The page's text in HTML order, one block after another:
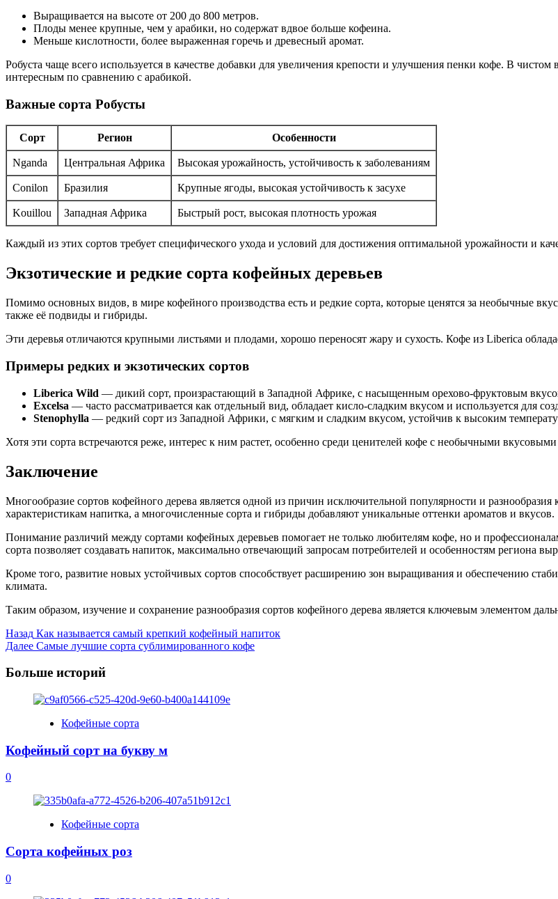
Выращивается на высоте от 200 до 800 метров.
Плоды менее крупные, чем у арабики, но содержат вдвое больше кофеина.
Меньше кислотности, более выраженная горечь и древесный аромат.
Робуста чаще всего используется в качестве добавки для увеличения крепости и улучшения пенки кофе. В
интересным по сравнению с арабикой.
Важные сорта Робусты
Сорт Регион Особенности
Nganda Центральная Африка Высокая урожайность, устойчивость к заболеваниям
Conilon Бразилия Крупные ягоды, высокая устойчивость к засухе
Kouillou Западная Африка Быстрый рост, высокая плотность урожая
Каждый из этих сортов требует специфического ухода и условий для достижения оптимальной урожайности и
Экзотические и редкие сорта кофейных деревьев
Помимо основных видов, в мире кофейного производства есть и редкие сорта, которые ценятся за необычные
также её подвиды и гибриды.
Эти деревья отличаются крупными листьями и плодами, хорошо переносят жару и сухость. Кофе из Liberica
Примеры редких и экзотических сортов
Liberica Wild — дикий сорт, произрастающий в Западной Африке, с насыщенным орехово-фруктовым
Excelsa — часто рассматривается как отдельный вид, обладает кисло-сладким вкусом и используется для
Stenophylla — редкий сорт из Западной Африки, с мягким и сладким вкусом, устойчив к высоким
Хотя эти сорта встречаются реже, интерес к ним растет, особенно среди ценителей кофе с необычными
Заключение
Многообразие сортов кофейного дерева является одной из причин исключительной популярности и
характеристикам напитка, а многочисленные сорта и гибриды добавляют уникальные оттенки ароматов и вкусов.
Понимание различий между сортами кофейных деревьев помогает не только любителям кофе, но и
сорта позволяет создавать напиток, максимально отвечающий запросам потребителей и особенностям региона
Кроме того, развитие новых устойчивых сортов способствует расширению зон выращивания и обеспечению
климата.
Таким образом, изучение и сохранение разнообразия сортов кофейного дерева является ключевым элементом
Post
Navigation
Назад Как называется самый крепкий кофейный напиток
Далее Самые лучшие сорта сублимированного кофе
Больше историй
Кофейные сорта
Кофейный сорт на букву м
0
Кофейные сорта
Сорта кофейных роз
0